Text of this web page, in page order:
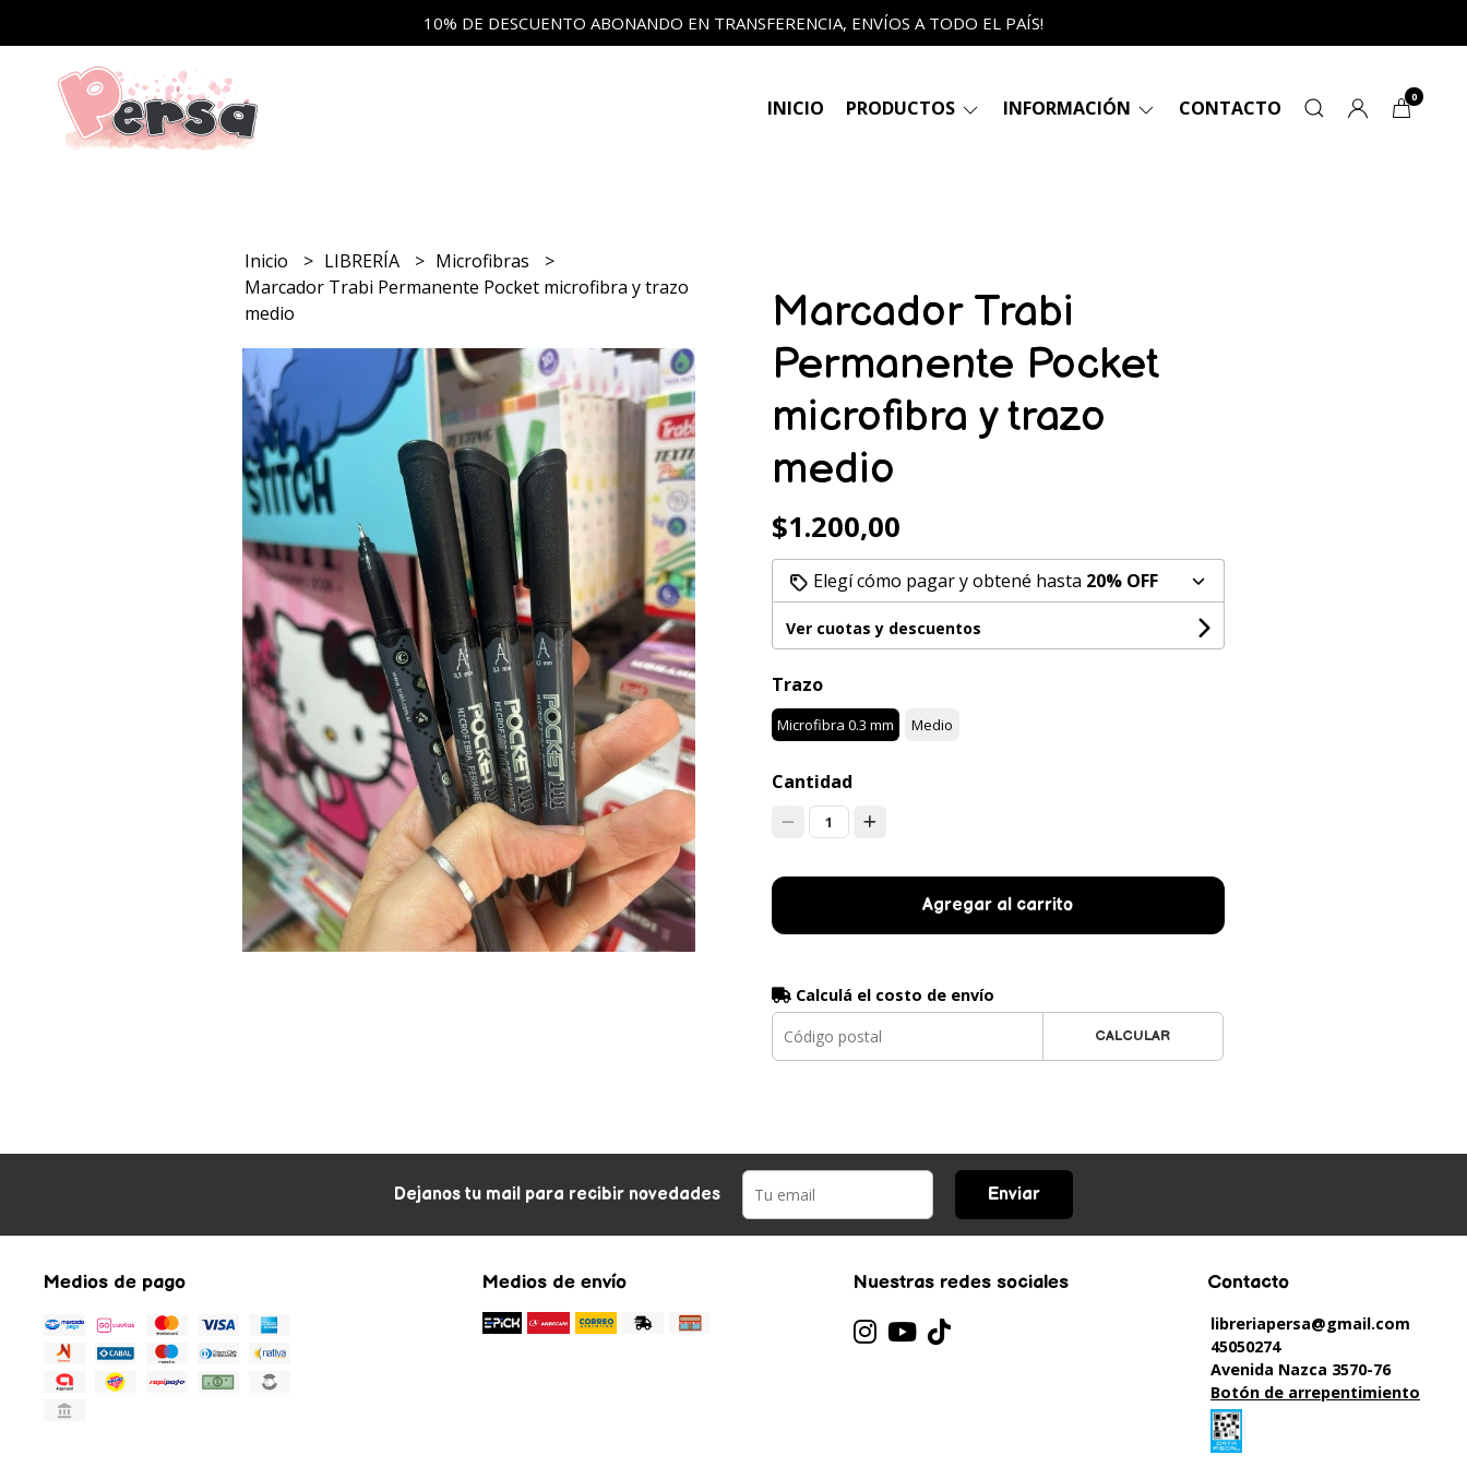
10% DE DESCUENTO ABONANDO EN TRANSFERENCIA, ENVÍOS A TODO EL PAÍS!
INICIO PRODUCTOS INFORMACIÓN CONTACTO 0
Inicio LIBRERÍA
Microfibras
Marcador Trabi Permanente Pocket microfibra y trazo
medio
Marcador Trabi
Permanente Pocket
microfibra y trazo
medio
$1.200,00
Elegí cómo pagar y obtené hasta 20% OFF
Ver cuotas y descuentos
Trazo
Microfibra 0.3 mm Medio
Cantidad
1
Agregar al carrito
Calculá el costo de envío
CALCULAR
Dejanos tu mail para recibir novedades Enviar
Medios de pago Medios de envío Nuestras redes sociales Contacto
libreriapersa@gmail.com
45050274
Avenida Nazca 3570-76
Botón de arrepentimiento